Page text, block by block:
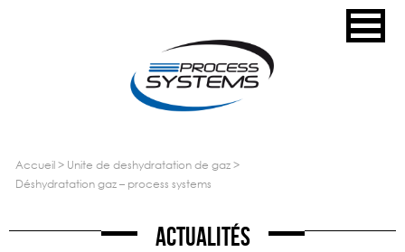
accueil> unite de deshydratation de gaz>
déshydratation gaz – process systems
Actualités